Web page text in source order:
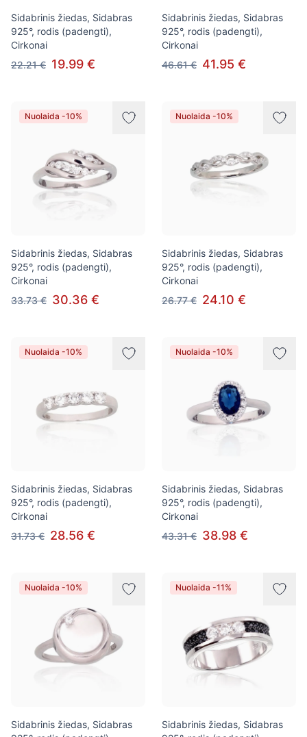
Sidabrinis žiedas, Sidabras
925°, rodis (padengti),
Cirkonai
22.21 € 19.99 €
Sidabrinis žiedas, Sidabras
925°, rodis (padengti),
Cirkonai
46.61 € 41.95 €
Nuolaida -10%
Sidabrinis žiedas, Sidabras
925°, rodis (padengti),
Cirkonai
33.73 € 30.36 €
Nuolaida -10%
Sidabrinis žiedas, Sidabras
925°, rodis (padengti),
Cirkonai
26.77 € 24.10 €
Nuolaida -10%
Sidabrinis žiedas, Sidabras
925°, rodis (padengti),
Cirkonai
31.73 € 28.56 €
Nuolaida -10%
Sidabrinis žiedas, Sidabras
925°, rodis (padengti),
Cirkonai
43.31 € 38.98 €
Nuolaida -10%
Sidabrinis žiedas, Sidabras
Nuolaida -11%
Sidabrinis žiedas, Sidabras